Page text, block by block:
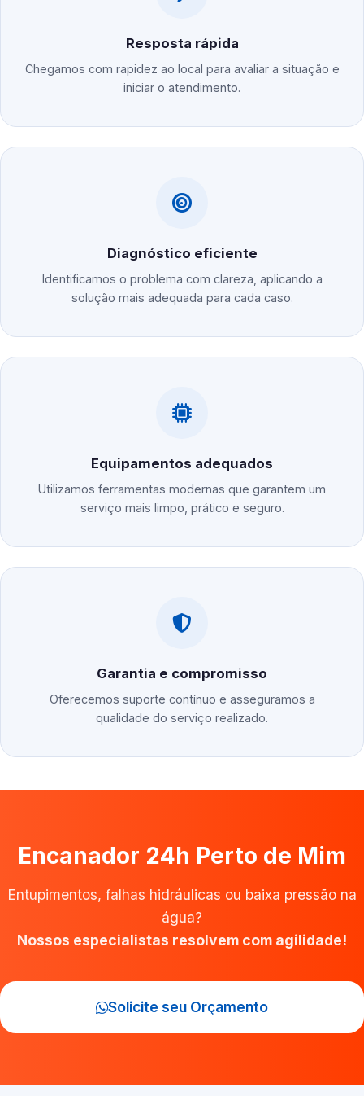
Resposta rápida
Chegamos com rapidez ao local para avaliar a situação e
iniciar o atendimento.
Diagnóstico eficiente
Identificamos o problema com clareza, aplicando a
solução mais adequada para cada caso.
Equipamentos adequados
Utilizamos ferramentas modernas que garantem um
serviço mais limpo, prático e seguro.
Garantia e compromisso
Oferecemos suporte contínuo e asseguramos a
qualidade do serviço realizado.
Encanador 24h Perto de Mim
Entupimentos, falhas hidráulicas ou baixa pressão na
água?
Nossos especialistas resolvem com agilidade!
Solicite seu Orçamento